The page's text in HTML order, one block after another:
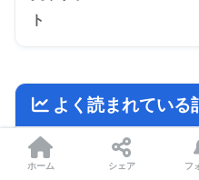
よく読まれている
1
Magic AI
ホーム シェア フ